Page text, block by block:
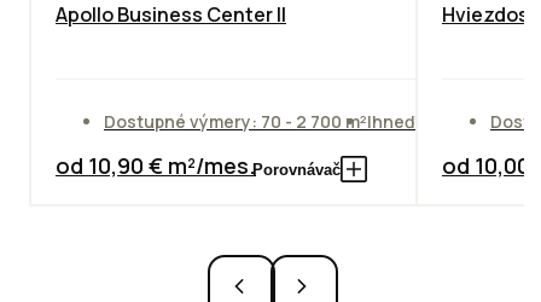
Apollo Business Center II
Dostupné výmery: 70 - 2 700 m²Ihneď
od 10,90 € m²/mes.Porovnávač od 10,00